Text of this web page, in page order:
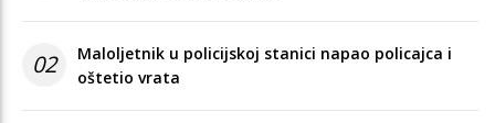
02
Maloljetnik u policijskoj stanici napao policajca i
oštetio vrata